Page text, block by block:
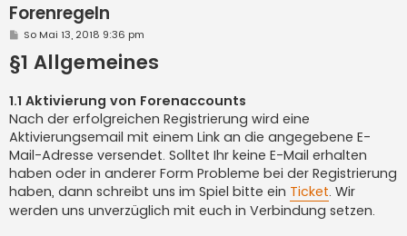
Forenregeln
B
i
t
g
So Mai 13, 2018 9:36 pm
§1 Allgemeines
1.1 Aktivierung von Forenaccounts
Nach der erfolgreichen Registrierung wird eine
Aktivierungsemail mit einem Link an die angegebene E-
Mail-Adresse versendet. Solltet Ihr keine E-Mail erhalten
haben oder in anderer Form Probleme bei der Registrierung
haben, dann schreibt uns im Spiel bitte ein Ticket. Wir
werden uns unverzüglich mit euch in Verbindung setzen.